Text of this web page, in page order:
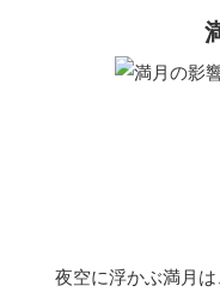
夜空に浮かぶ満月